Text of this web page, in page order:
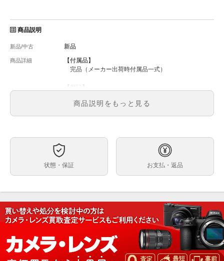
商品説明
新品/中古 新品
商品詳細
【付属品】
完品（メーカー出荷時付属品一式）
【保証】
※保証内容はメーカー保証規定に基づく対応となりま
す。
送料無料
小型・軽量サイズのミラーレス一眼カメラ。高画素
「20.3M Live MOS センサー」を搭載し、高画質・高精
により、11種類のモードで思ったとおりに撮影でき
る。認識AFでいろいろなシーンでピントが合う。
標準ズームレンズ1本と望遠ズームレンズ1本が付属す
商品説明をもっと見る
状態・保証 お支払・返品